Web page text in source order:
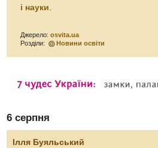
і науки.
Джерело:osvita.ua
Розділи:
Новини освіти
6 серпня
Ілля Буяльський